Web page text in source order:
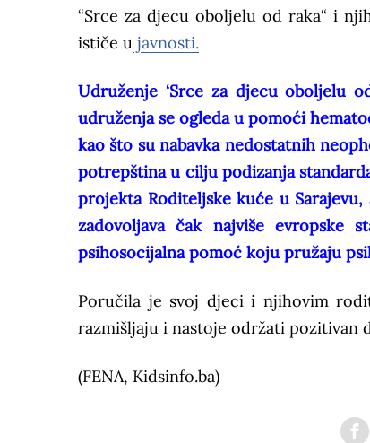
“Srce za djecu oboljelu od raka“ i
ističe u javnosti.
Udruženje ‘Srce za djecu oboljelu
udruženja se ogleda u pomoći
kao što su nabavka nedostatnih
potrepština u cilju podizanja
projekta Roditeljske kuće u
zadovoljava čak najviše evropske
psihosocijalna pomoć koju pružaju
Poručila je svoj djeci i njihovim
razmišljaju i nastoje održati pozitivan
(FENA, Kidsinfo.ba)